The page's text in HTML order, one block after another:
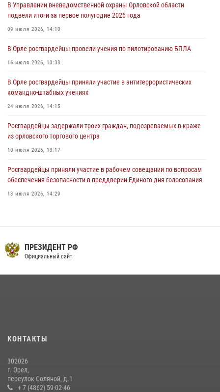
совершении противоправных действий
04 августа 2026, 14:21
04 августа 2026, 14:06
предоставлении госуслуг
03 августа 2026, 14:30
В Управлении вневедомственной охраны Орловской области
подвели итоги за первое полугодие 2026 года
09 июля 2026, 14:10
В Орле росгвардейцы провели учения по пилотированию БПЛА
16 июля 2026, 13:38
В Орле росгвардейцы приняли участие в антитеррористических
командно-штабных учениях
24 июля 2026, 14:15
Росгвардейцы задержали троих граждан, подозреваемых в краже
из орловского торгового центра
10 июля 2026, 13:17
Росгвардейцы приняли участие в рабочем совещании по вопросам
обеспечения безопасности в преддверии Единого дня голосования
13 июля 2026, 14:29
В Орле росгвардейцы за неделю проверили два детских лагеря
15 июля 2026, 14:49
ПРЕЗИДЕНТ РФ
Официальный сайт
КОНТАКТЫ
302026
г. Орел,
переулок Соляной, д.1
+ 7 (4862) 59-02-46